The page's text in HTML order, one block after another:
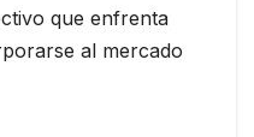
que enfrenta
al mercado